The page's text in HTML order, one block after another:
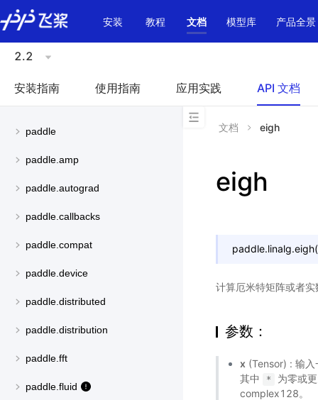
\u200E
安装
教程 文档 模型库 产品全景
2.2
安装指南 使用指南 应用实践 API 文档
paddle
paddle.amp
paddle.autograd
paddle.callbacks
paddle.compat
paddle.device
paddle.distributed
paddle.distribution
paddle.fft
paddle.fluid
文档 eigh
eigh
paddle.linalg.eigh(
计算厄米特矩阵或者
参数：
x (Tensor) : 输
其中
*
为零或
complex128。